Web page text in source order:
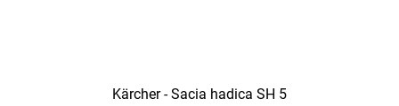
Kärcher - Sacia hadica SH 5